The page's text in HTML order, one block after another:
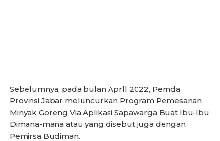
Sebelumnya, pada bulan Aprll 2022, Pemda
Provinsi Jabar meluncurkan Program Pemesanan
Minyak Goreng Via Aplikasi Sapawarga Buat Ibu-Ibu
Dimana-mana atau yang disebut juga dengan
Pemirsa Budiman.